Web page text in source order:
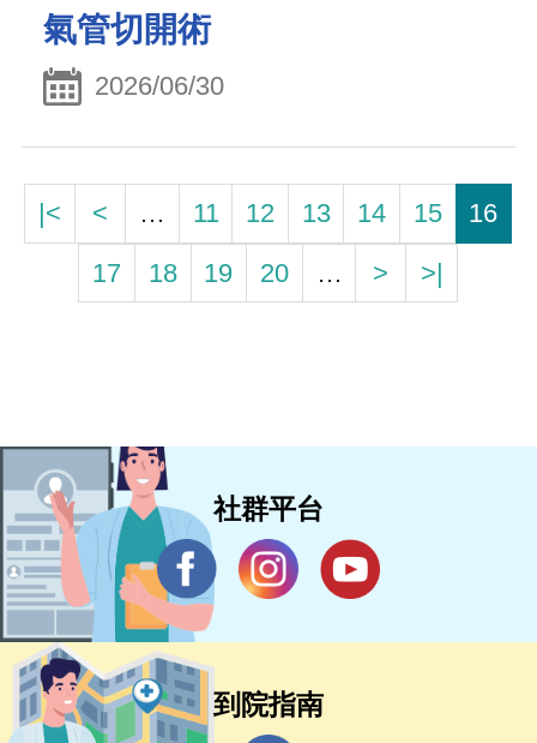
氣管切開術
2026/06/30
|< < … 11 12 13 14 15
16
17
18 19 20 … > >|
社群平台
到院指南